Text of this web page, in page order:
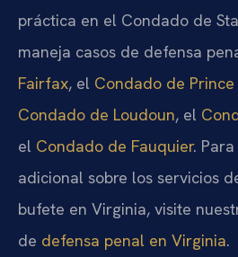
práctica en el Condado de
maneja casos de defensa
Fairfax, el Condado de
Condado de Loudoun, el
el Condado de Fauquier.
adicional sobre los servicios
bufete en Virginia, visite
de defensa penal en Virginia.